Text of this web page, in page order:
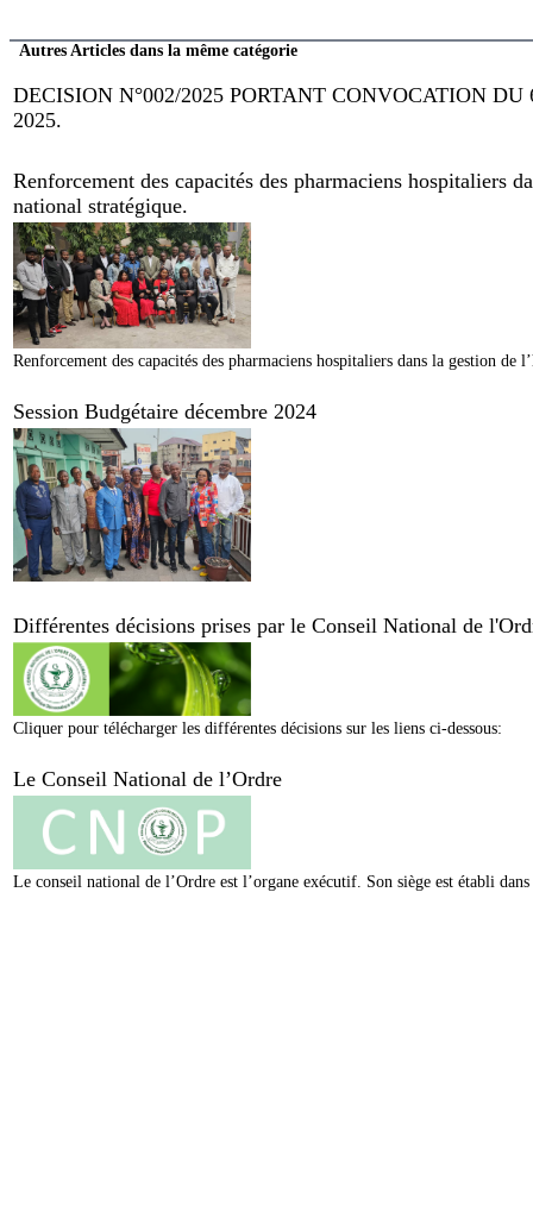
Autres Articles dans la même catégorie
DECISION N°002/2025 PORTANT CONVOCATION
2025.
Renforcement des capacités des pharmaciens hospitaliers
national stratégique.
Renforcement des capacités des pharmaciens hospitaliers dans la gestion
Session Budgétaire décembre 2024
Différentes décisions prises par le Conseil National de
Cliquer pour télécharger les différentes décisions sur les liens ci-dessous:
Le Conseil National de l’Ordre
Le conseil national de l’Ordre est l’organe exécutif. Son siège est établi